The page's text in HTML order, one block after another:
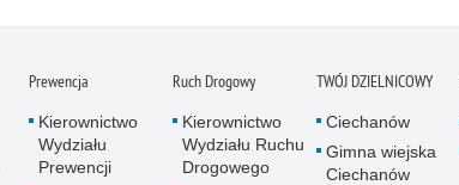
Prewencja
Kierownictwo
Wydziału
Prewencji
Ruch Drogowy
Kierownictwo
Wydziału Ruchu
Drogowego
TWÓJ DZIELNICOWY
Ciechanów
Gimna wiejska
Ciechanów